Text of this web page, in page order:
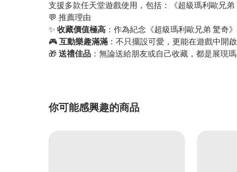
支援多款任天堂遊戲使用，包括：《超級瑪利歐兄
💬 推薦理由
✨ 收藏價值極高 ：作為紀念《超級瑪利歐兄弟 驚奇
🎮 互動樂趣滿滿 ：不只擺設可愛，更能在遊戲中開
🎁 送禮佳品 ：無論送給朋友或自己收藏，都是展現
你可能感興趣的商品